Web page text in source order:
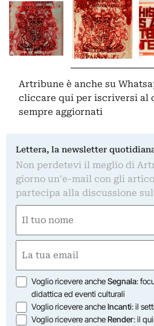
Artribune è anche su
cliccare qui per iscriversi al
sempre aggiornati
Lettera, la newsletter
Non perdetevi il meglio di
giorno un'e-mail con gli
partecipa alla discussione
(Required)
First
(Required)
Opzioni
Voglio ricevere ancheSegnala:
didattica ed eventi culturali
Voglio ricevere ancheIncanti: il
Voglio ricevere ancheRender: il